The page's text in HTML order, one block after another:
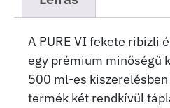
A PURE VI fekete ribizli
egy prémium minőségű
500 ml-es kiszerelésben
termék két rendkívül